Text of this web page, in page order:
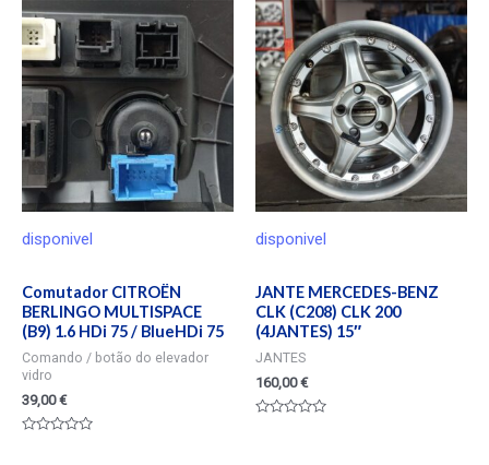
disponivel
Comutador CITROËN
BERLINGO MULTISPACE
(B9) 1.6 HDi 75 / BlueHDi 75
Comando / botão do elevador
vidro
39,00€
disponivel
JANTE MERCEDES-BENZ
CLK (C208) CLK 200
(4JANTES) 15″
JANTES
160,00€